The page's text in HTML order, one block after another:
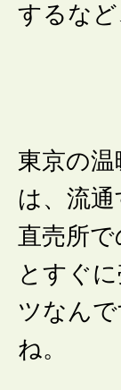
するな
東京の
は、流
直売所
とすぐ
ツなん
ね。